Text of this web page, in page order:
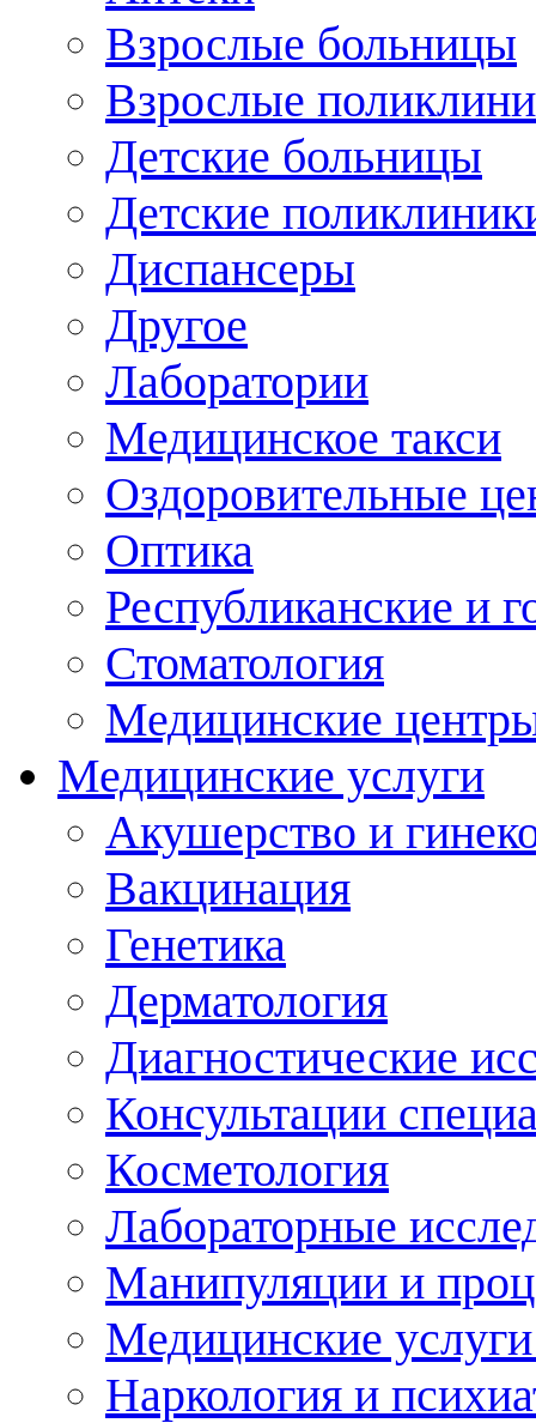
Взрослые больницы
Взрослые
Детские больницы
Детские
Диспансеры
Другое
Лаборатории
Медицинское такси
Оздоровительные
Оптика
Республиканские и
Стоматология
Медицинские
Медицинские услуги
Акушерство и
Вакцинация
Генетика
Дерматология
Диагностические
Консультации
Косметология
Лабораторные
Манипуляции и
Медицинские
Наркология и